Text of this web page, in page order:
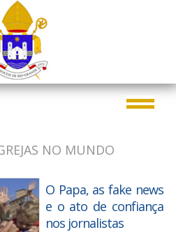
NO MUNDO
O Papa, as fake news
e o ato de confiança
nos jornalistas